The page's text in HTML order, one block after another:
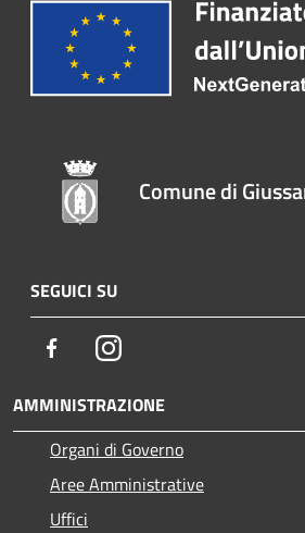
Comune di
SEGUICI SU
FacebookInstagram
AMMINISTRAZIONE
Organi di Governo
Aree Amministrative
Uffici